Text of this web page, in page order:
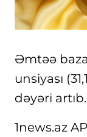
Əmtəə
unsiyası
dəyəri artıb.
1news.az